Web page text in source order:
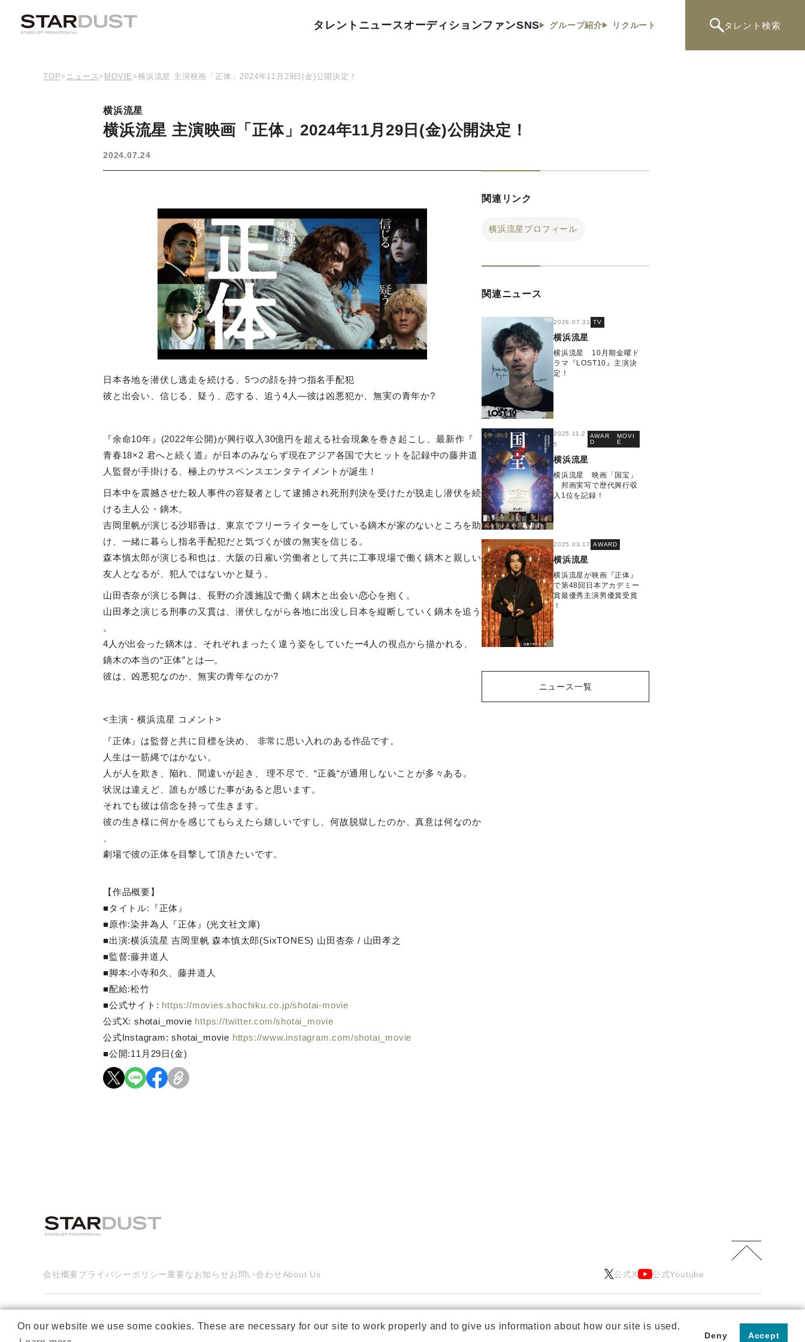
タレント ニュースオーディションファンSNS グループ紹介 リクルート タレント 検索
TOP> ニュース> MOVIE>横浜流星 主演映画「正体」2024年11月29日(金)公開決定！
横浜流星
横浜流星 主演映画「正体」2024年11月29日(金)公開決定！
2024.07.24
日本各地を潜伏し逃走を続ける、 5つの顔を持つ指名手配犯
彼と出会い、信じる、疑う、恋する、追う4 人 —彼は凶悪犯か、無実の青年か?
『余命10年』 (2022年公開)が興行収入 30億円を超える社会現象を巻き起こし、最新作『
青春18×2 君へと続く道』が日本のみならず現在アジア各国で大ヒットを記録中の藤井道
人監督が手掛ける、極上のサスペンスエンタテイメントが誕生！
日本中を震撼させた殺人事件の容疑者として逮捕され死刑判決を受けたが脱走し潜伏を続
ける主人公・鏑木。
吉岡里帆が演じる沙耶香は、東京でフリーライターをしている鏑木が家のないところを助
け、一緒に暮らし指名手配犯だと気づくが彼の無実を信じる。
森本慎太郎が演じる和也は、大阪の日雇い労働者として共に工事現場で働く鏑木と親しい
友人となるが、犯人ではないかと疑う。
山田杏奈が演じる舞は、長野の介護施設で働く鏑木と出会い恋心を抱く。
山田孝之演じる刑事の又貫は、潜伏しながら各地に出没し日本を縦断していく鏑木を追う
。
4 人が出会った鏑木は、それぞれまったく違う姿をしていたー4 人の視点から描かれる、
鏑木の本当の“正体”とは―。
彼は、凶悪犯なのか、無実の青年なのか?
<主演・横浜流星 コメント>
『正体』は監督と共に目標を決め、 非常に思い入れのある作品です。
人生は一筋縄ではかない。
人が人を欺き、陥れ、間違いが起き、 理不尽で、“正義“が通用しないことが多々ある。
状況は違えど、誰もが感じた事があると思います。
それでも彼は信念を持って生きます。
彼の生き様に何かを感じてもらえたら嬉しいですし、何故脱獄したのか、真意は何なのか
劇場で彼の正体を目撃して頂きたいです。
【作品概要】
■タイトル:
『正体』
■原作:染井為人『正体』 (光文社文庫)
■出演:横浜流星 吉岡里帆 森本慎太郎(SixTONES) 山田杏奈 / 山田孝之
■監督:藤井道人
■脚本:小寺和久、藤井道人
■配給:松竹
■公式サイト : https://movies.shochiku.co.jp/shotai-movie
公式X: shotai_movie https://twitter.com/shotai_movie
公式Instagram: shotai_movie https://www.instagram.com/shotai_movie
■公開:11 月 29日 (金)
関連リンク
横浜流星プロフィール
関連ニュース
2026.07.31 TV
横浜流星
横浜流星 10月期金曜ド
ラマ『LOST10』主演決
定！
2025.11.2
5
AWAR
D
MOVI
E
横浜流星
横浜流星 映画「国宝」
邦画実写で歴代興行収
入1位を記録！
2025.03.17 AWARD
横浜流星
横浜流星が映画『正体』
で第48回日本アカデミー
賞最優秀主演男優賞受賞
！
ニュース一覧
会社概要プライバシーポリシー重要なお知らせ お問い合わせAbout Us 公式X 公式Youtube
On our website we use some cookies. These are necessary for our site to work properly and to give us information about how our site is used.
Deny Accept